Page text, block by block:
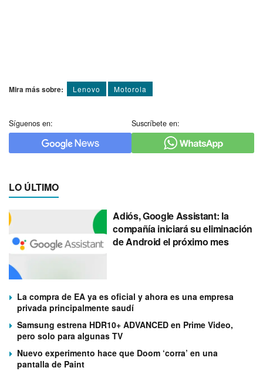
Mira más sobre: Lenovo Motorola
Síguenos en: Suscríbete en:
LO ÚLTIMO
Adiós, Google Assistant: la
compañía iniciará su eliminación
de Android el próximo mes
La compra de EA ya es oficial y ahora es una empresa
privada principalmente saudí
Samsung estrena HDR10+ ADVANCED en Prime Video,
pero solo para algunas TV
Nuevo experimento hace que Doom ‘corra’ en una
pantalla de Paint